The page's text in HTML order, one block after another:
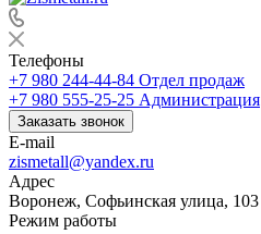
Телефоны
+7 980 244-44-84 Отдел продаж
+7 980 555-25-25 Администрация
Заказать звонок
E-mail
zismetall@yandex.ru
Адрес
Воронеж, Софьинская улица, 103
Режим работы